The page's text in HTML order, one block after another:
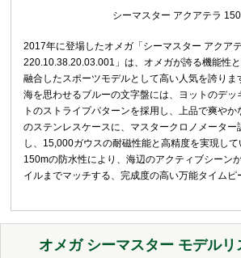
シーマスター アクアテラ
2017年に登場したオメガ「シーマスター アクア
220.10.38.20.03.001」は、オメガが誇る機能性
融合したスポーツモデルとして高い人気を誇りま
海を思わせるブルーの文字盤には、ヨットのデ
トのストライプパターンを採用し、上品で爽や
のステンレスケースに、マスタークロノメータ
し、15,000ガウスの耐磁性能と高精度を実現して
150mの防水性により、海辺のアクティブシーン
イルまでマッチする、完成度の高い万能タイムピ
オメガ シーマスター モデル